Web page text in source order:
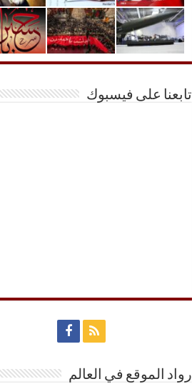
تابعنا على فيسبوك
رواد الموقع في العالم